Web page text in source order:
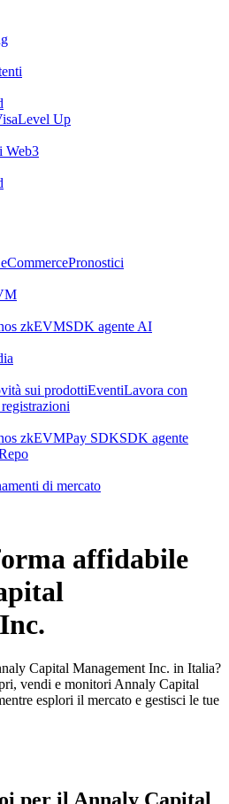
Level Up
Web3
Pronostici
zkEVMSDK agente AI
sui prodottiEventiLavora con
zkEVMPay SDKSDK agente
di mercato
affidabile
Capital Management Inc. in Italia?
vendi e monitori Annaly Capital
esplori il mercato e gestisci le tue
per il Annaly Capital